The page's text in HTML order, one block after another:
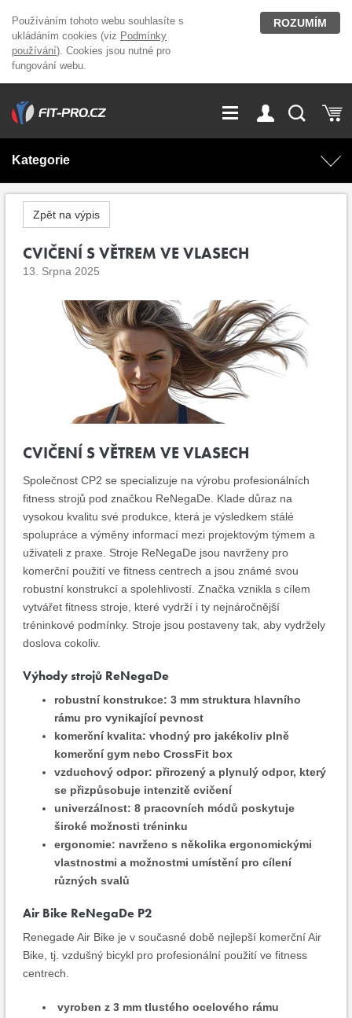
Používáním tohoto webu souhlasíte s
ukládáním cookies (viz Podmínky
používání). Cookies jsou nutné pro
fungování webu.
ROZUMÍM
GDPR
O nás
Přihlášení
Kategorie
AKCE
Doplňky stravy Fitness vybavení
Zpět na výpis
CVIČENÍ S VĚTREM VE VLASECH
13. Srpna 2025
CVIČENÍ S VĚTREM VE VLASECH
Společnost CP2 se specializuje na výrobu profesionálních
fitness strojů pod značkou ReNegaDe. Klade důraz na
vysokou kvalitu své produkce, která je výsledkem stálé
spolupráce a výměny informací mezi projektovým týmem a
uživateli z praxe. Stroje ReNegaDe jsou navrženy pro
komerční použití ve fitness centrech a jsou známé svou
robustní konstrukcí a spolehlivostí. Značka vznikla s cílem
vytvářet fitness stroje, které vydrží i ty nejnáročnější
tréninkové podmínky. Stroje jsou postaveny tak, aby vydržely
doslova cokoliv.
Výhody strojů ReNegaDe
robustní konstrukce: 3 mm struktura hlavního
rámu pro vynikající pevnost
komerční kvalita: vhodný pro jakékoliv plně
komerční gym nebo CrossFit box
vzduchový odpor: přirozený a plynulý odpor, který
se přizpůsobuje intenzitě cvičení
univerzálnost: 8 pracovních módů poskytuje
široké možnosti tréninku
ergonomie: navrženo s několika ergonomickými
vlastnostmi a možnostmi umístění pro cílení
různých svalů
Air Bike ReNegaDe P2
Renegade Air Bike je v současné době nejlepší komerční Air
Bike, tj. vzdušný bicykl pro profesionální použití ve fitness
centrech.
vyroben z 3 mm tlustého ocelového rámu